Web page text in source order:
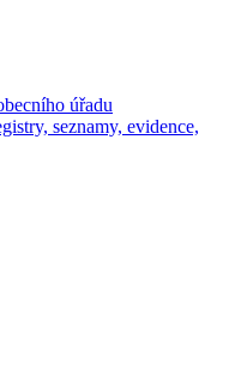
úřadu
seznamy, evidence,